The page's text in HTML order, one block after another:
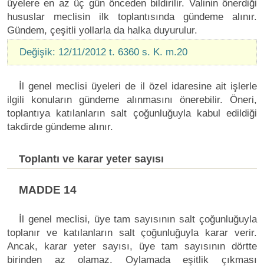
üyelere en az üç gün önceden bildirilir. Valinin önerdiği
hususlar meclisin ilk toplantısında gündeme alınır.
Gündem, çeşitli yollarla da halka duyurulur.
Değişik: 12/11/2012 t. 6360 s. K. m.20
İl genel meclisi üyeleri de il özel idaresine ait işlerle
ilgili konuların gündeme alınmasını önerebilir. Öneri,
toplantıya katılanların salt çoğunluğuyla kabul edildiği
takdirde gündeme alınır.
Toplantı ve karar yeter sayısı
MADDE 14
İl genel meclisi, üye tam sayısının salt çoğunluğuyla
toplanır ve katılanların salt çoğunluğuyla karar verir.
Ancak, karar yeter sayısı, üye tam sayısının dörtte
birinden az olamaz. Oylamada eşitlik çıkması